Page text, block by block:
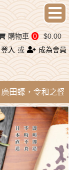
登入 或
成為會員
購物車 0 $0.00
蠔，令和之